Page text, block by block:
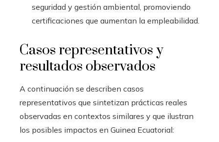
seguridad y gestión ambiental, promoviendo
certificaciones que aumentan la empleabilidad.
Casos representativos y
resultados observados
A continuación se describen casos
representativos que sintetizan prácticas reales
observadas en contextos similares y que ilustran
los posibles impactos en Guinea Ecuatorial: